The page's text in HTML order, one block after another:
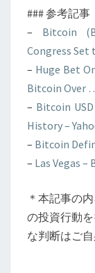
### 参考記事
– Bitcoin
Congress
– Huge Bet
Bitcoin Over
– Bitcoin
History –
– Bitcoin
– Las Vegas –
＊本記事の
の投資行動
な判断はご